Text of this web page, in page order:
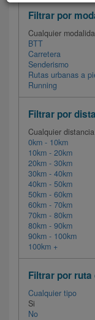
Filtrar por
Cualquier
BTT
Carretera
Senderismo
Rutas urbanas a
Running
Filtrar por
Cualquier distancia
0km - 10km
10km - 20km
20km - 30km
30km - 40km
40km - 50km
50km - 60km
60km - 70km
70km - 80km
80km - 90km
90km - 100km
100km +
Filtrar por
Cualquier tipo
Si
No